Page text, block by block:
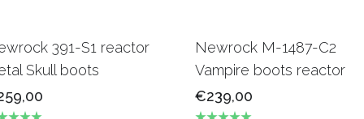
391-S1 reactor
Skull boots
Newrock M-1487-C2
Vampire boots reactor
€239,00